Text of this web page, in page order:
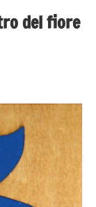
del fiore